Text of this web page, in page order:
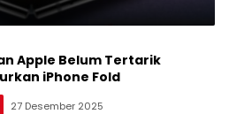
Apple Belum Tertarik
iPhone Fold
27 Desember 2025